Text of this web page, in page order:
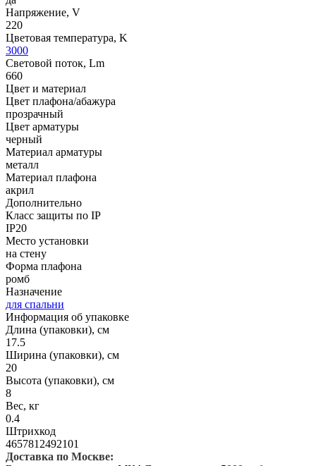
Напряжение, V
220
Цветовая температура, K
3000
Световой поток, Lm
660
Цвет и материал
Цвет плафона/абажура
прозрачный
Цвет арматуры
черный
Материал арматуры
металл
Материал плафона
акрил
Дополнительно
Класс защиты по IP
IP20
Место установки
на стену
Форма плафона
ромб
Назначение
для спальни
Информация об упаковке
Длина (упаковки), см
17.5
Ширина (упаковки), см
20
Высота (упаковки), см
8
Вес, кг
0.4
Штрихкод
4657812492101
Доставка по Москве: